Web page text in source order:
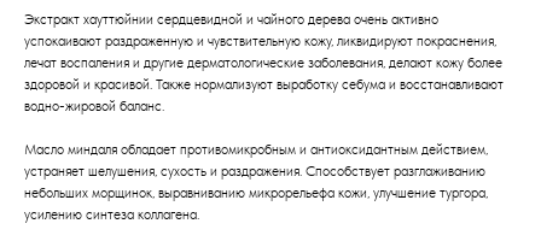
Экстракт хауттюйнии сердцевидной и чайного дерева очень активно
успокаивают раздраженную и чувствительную кожу, ликвидируют покраснения,
лечат воспаления и другие дерматологические заболевания, делают кожу более
здоровой и красивой. Также нормализуют выработку себума и восстанавливают
водно-жировой баланс.
Масло миндаля обладает противомикробным и антиоксидантным действием,
устраняет шелушения, сухость и раздражения. Способствует разглаживанию
небольших морщинок, выравниванию микрорельефа кожи, улучшение тургора,
усилению синтеза коллагена.